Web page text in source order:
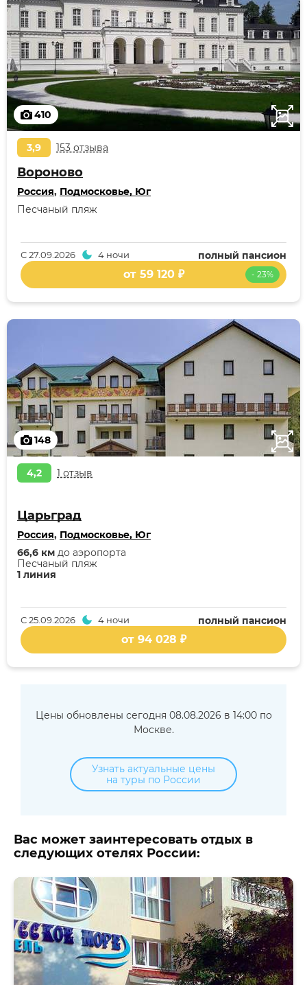
410
3,9 153 отзыва
Вороново
Россия, Подмосковье, Юг
Песчаный пляж
полный пансион
С27.09.2026 4 ночи
- 23%
от 59 120 ₽
148
4,2 1 отзыв
Царьград
Россия, Подмосковье, Юг
1 линия
Песчаный пляж
66,6 км до аэропорта
полный пансион
С25.09.2026 4 ночи
от 94 028 ₽
Цены обновлены сегодня 08.08.2026 в 14:00 по
Москве.
Узнать актуальные цены
на туры по России
Вас может заинтересовать отдых в
следующих отелях России: